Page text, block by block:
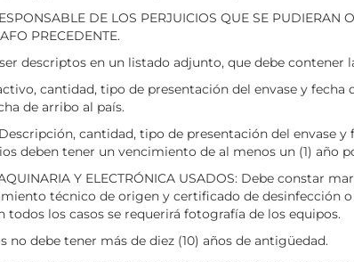
DE LOS PERJUICIOS QUE SE PUDIERAN
PRECEDENTE.
descriptos en un listado adjunto, que debe contener
cantidad, tipo de presentación del envase y
de arribo al país.
Descripción, cantidad, tipo de presentación del
deben tener un vencimiento de al menos un (1) año
Y ELECTRÓNICA USADOS: Debe constar
técnico de origen y certificado de desinfección
todos los casos se requerirá fotografía de los equipos.
no debe tener más de diez (10) años de antigüedad.